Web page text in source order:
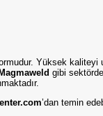
Yüksek kaliteyi
Magmaweld gibi
’dan temin